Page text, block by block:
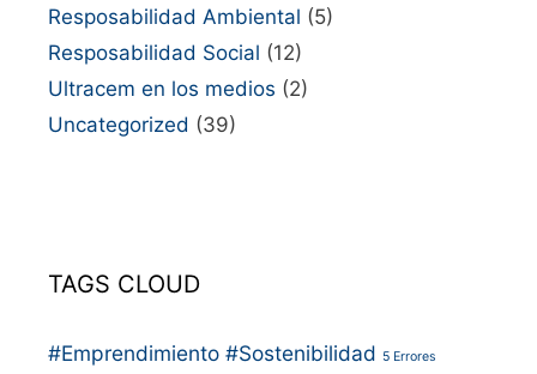
Resposabilidad Ambiental (5)
Resposabilidad Social (12)
Ultracem en los medios (2)
Uncategorized (39)
TAGS CLOUD
#Emprendimiento #Sostenibilidad 5 Errores